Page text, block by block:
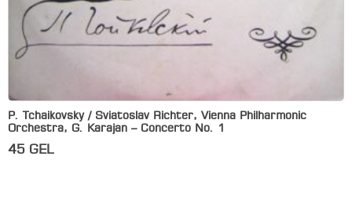
P. Tchaikovsky / Sviatoslav Richter, Vienna Philharmonic
Orchestra, G. Karajan – Concerto No. 1
45 GEL